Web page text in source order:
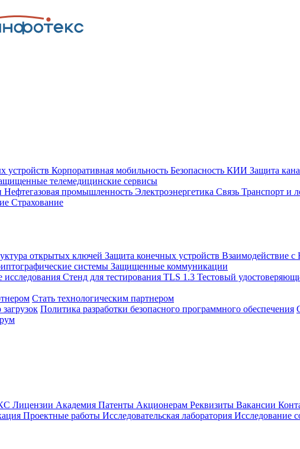
устройств Корпоративная мобильность Безопасность КИИ Защита
телемедицинские сервисы
Нефтегазовая промышленность Электроэнергетика Связь Транспорт и
Страхование
открытых ключей Защита конечных устройств
системы Защищенные коммуникации
Стенд для тестирования TLS 1.3 Тестовый
Стать технологическим партнером
Политика разработки безопасного программного обеспечения
Лицензии Академия Патенты Акционерам Реквизиты Вакансии
Проектные работы Исследовательская лаборатория Исследование